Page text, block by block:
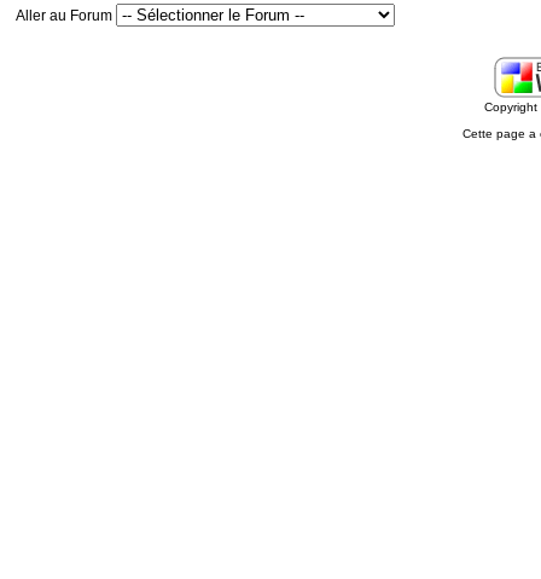
Aller au Forum
Cette page a